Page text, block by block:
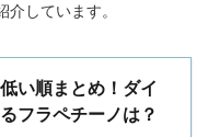
しています。
い順まとめ！ダイ
フラペチーノは？